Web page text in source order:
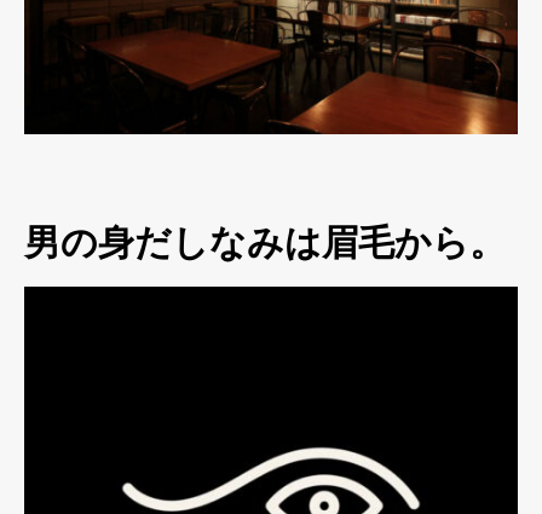
男の身だしなみは眉毛から。